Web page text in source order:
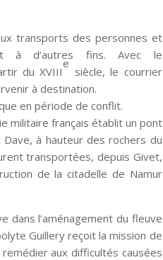
transports des personnes et
à d’autres fins. Avec le
du XVIII
e
siècle, le courrier
à destination.
en période de conflit.
militaire français établit un pont
à hauteur des rochers du
transportées, depuis Givet,
de la citadelle de Namur
dans l’aménagement du fleuve
Guillery reçoit la mission de
aux difficultés causées